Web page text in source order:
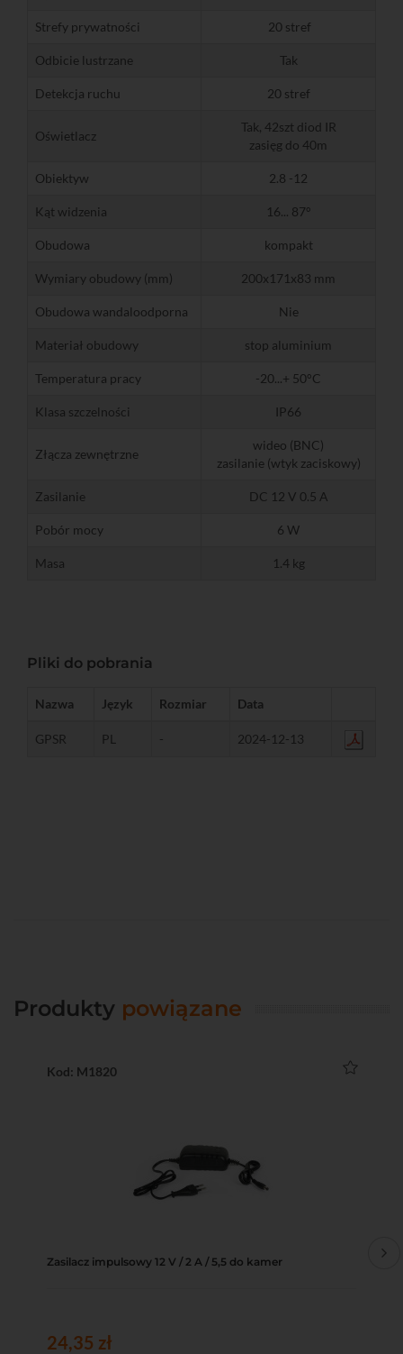
Strefy prywatności 20 stref
Odbicie lustrzane Tak
Detekcja ruchu 20 stref
Oświetlacz
Tak, 42szt diod IR
zasięg do 40m
Obiektyw 2.8 -12
Kąt widzenia 16... 87°
Obudowa kompakt
Wymiary obudowy (mm) 200x171x83 mm
Obudowa wandaloodporna Nie
Materiał obudowy stop aluminium
Temperatura pracy -20...+ 50°C
Klasa szczelności IP66
Złącza zewnętrzne
wideo (BNC)
zasilanie (wtyk zaciskowy)
Zasilanie DC 12 V 0.5 A
Pobór mocy 6 W
Masa 1.4 kg
Pliki do pobrania
Nazwa Język Rozmiar Data
GPSR PL - 2024-12-13
Produkty powiązane
Kod: M1820
Zasilacz impulsowy 12 V / 2 A / 5,5 do kamer
24,35 zł